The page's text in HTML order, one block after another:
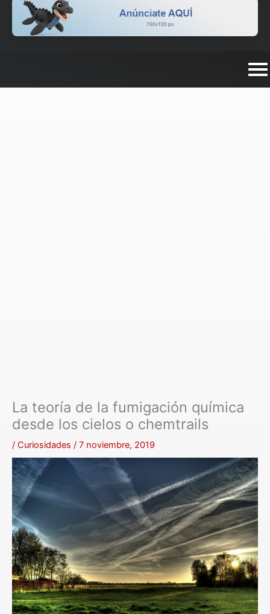
La teoría de la fumigación química
desde los cielos o chemtrails
/ Curiosidades / 7 noviembre, 2019